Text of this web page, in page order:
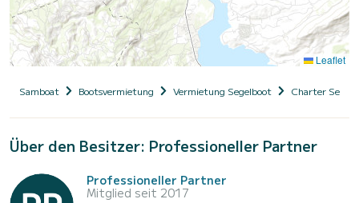
Leaflet
Samboat Bootsvermietung Vermietung Segelboot Charter
Über den Besitzer: Professioneller Partner
Professioneller Partner
Mitglied seit 2017